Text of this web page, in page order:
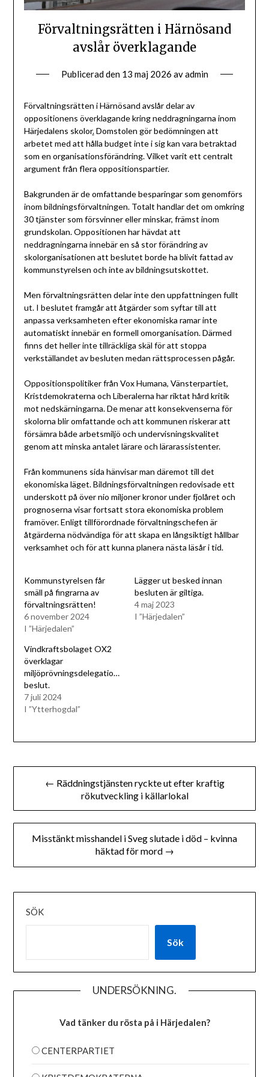
Förvaltningsrätten i Härnösand
avslår överklagande
Publicerad den 13 maj 2026 avadmin
Förvaltningsrätten i Härnösand avslår delar av
oppositionens överklagande kring neddragningarna inom
Härjedalens skolor.Domstolen gör bedömningen att
arbetet med att hålla budget inte i sig kan vara betraktad
som en organisationsförändring. Vilket varit ett centralt
argument från flera oppositionspartier.
Bakgrunden är de omfattande besparingar som genomförs
inom bildningsförvaltningen. Totalt handlar det om omkring
30 tjänster som försvinner eller minskar, främst inom
grundskolan. Oppositionen har hävdat att
neddragningarna innebär en så stor förändring av
skolorganisationen att beslutet borde ha blivit fattad av
kommunstyrelsen och inte av bildningsutskottet.
Men förvaltningsrätten delar inte den uppfattningen fullt
ut. I beslutet framgår att åtgärder som syftar till att
anpassa verksamheten efter ekonomiska ramar inte
automatiskt innebär en formell omorganisation. Därmed
finns det heller inte tillräckliga skäl för att stoppa
verkställandet av besluten medan rättsprocessen pågår.
Oppositionspolitiker från Vox Humana, Vänsterpartiet,
Kristdemokraterna och Liberalerna har riktat hård kritik
mot nedskärningarna. De menar att konsekvenserna för
skolorna blir omfattande och att kommunen riskerar att
försämra både arbetsmiljö och undervisningskvalitet
genom att minska antalet lärare och lärarassistenter.
Från kommunens sida hänvisar man däremot till det
ekonomiska läget. Bildningsförvaltningen redovisade ett
underskott på över nio miljoner kronor under fjolåret och
prognoserna visar fortsatt stora ekonomiska problem
framöver. Enligt tillförordnade förvaltningschefen är
åtgärderna nödvändiga för att skapa en långsiktigt hållbar
verksamhet och för att kunna planera nästa läsår i tid.
Kommunstyrelsen får
smäll på fingrarna av
förvaltningsrätten!
6 november 2024
I ”Härjedalen”
Lägger ut besked innan
besluten är giltiga.
4 maj 2023
I ”Härjedalen”
Vindkraftsbolaget OX2
överklagar
miljöprövningsdelegationen
beslut.
7 juli 2024
I ”Ytterhogdal”
Inläggsnavigering
← Räddningstjänsten ryckte ut efter kraftig
rökutveckling i källarlokal
Misstänkt misshandel i Sveg slutade i död – kvinna
häktad för mord →
SÖK
Sök
UNDERSÖKNING.
Vad tänker du rösta på i Härjedalen?
CENTERPARTIET